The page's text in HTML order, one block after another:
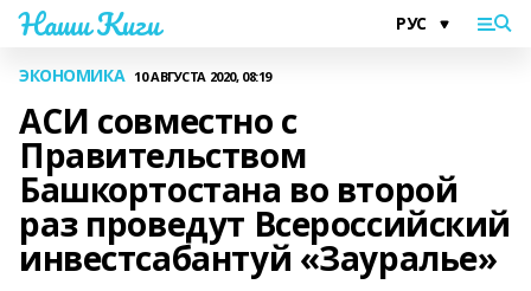
Наши Киги
ЭКОНОМИКА 10 АВГУСТА 2020, 08:19
АСИ совместно с
Правительством
Башкортостана во второй
раз проведут Всероссийский
инвестсабантуй «Зауралье»